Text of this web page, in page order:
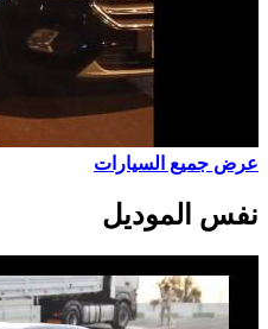
عرض جميع السيارات
نفس الموديل